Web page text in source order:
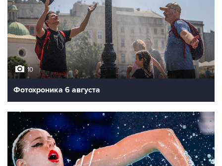
10
Фотохроника 6 августа